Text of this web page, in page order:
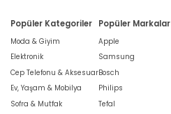
Popüler Kategoriler
Moda & Giyim
Elektronik
Cep Telefonu & Aksesuar
Ev, Yaşam & Mobilya
Sofra & Mutfak
Popüler Markalar
Apple
Samsung
Bosch
Philips
Tefal